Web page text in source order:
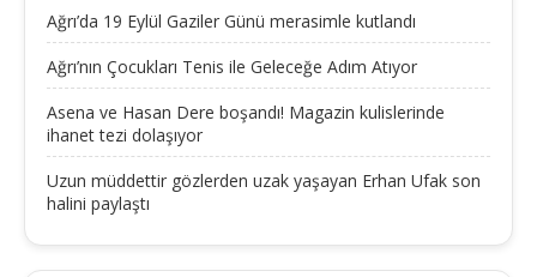
Ağrı’da 19 Eylül Gaziler Günü merasimle kutlandı
Ağrı’nın Çocukları Tenis ile Geleceğe Adım Atıyor
Asena ve Hasan Dere boşandı! Magazin kulislerinde
ihanet tezi dolaşıyor
Uzun müddettir gözlerden uzak yaşayan Erhan Ufak son
halini paylaştı